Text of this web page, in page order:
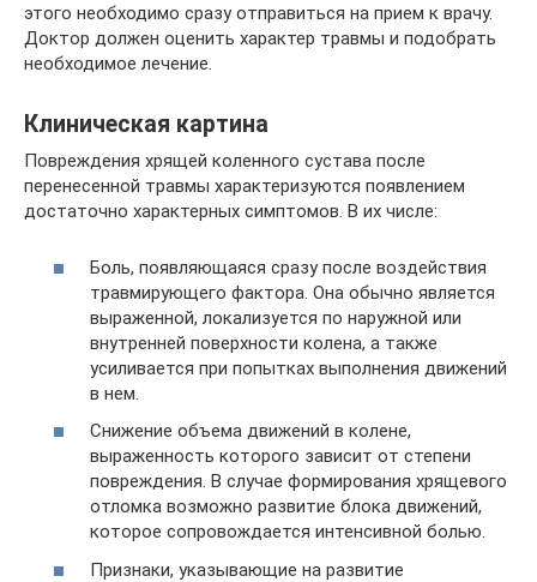
этого необходимо сразу отправиться на прием к врачу.
Доктор должен оценить характер травмы и подобрать
необходимое лечение.
Клиническая картина
Повреждения хрящей коленного сустава после
перенесенной травмы характеризуются появлением
достаточно характерных симптомов. В их числе:
Боль, появляющаяся сразу после воздействия
травмирующего фактора. Она обычно является
выраженной, локализуется по наружной или
внутренней поверхности колена, а также
усиливается при попытках выполнения движений
в нем.
Снижение объема движений в колене,
выраженность которого зависит от степени
повреждения. В случае формирования хрящевого
отломка возможно развитие блока движений,
которое сопровождается интенсивной болью.
Признаки, указывающие на развитие